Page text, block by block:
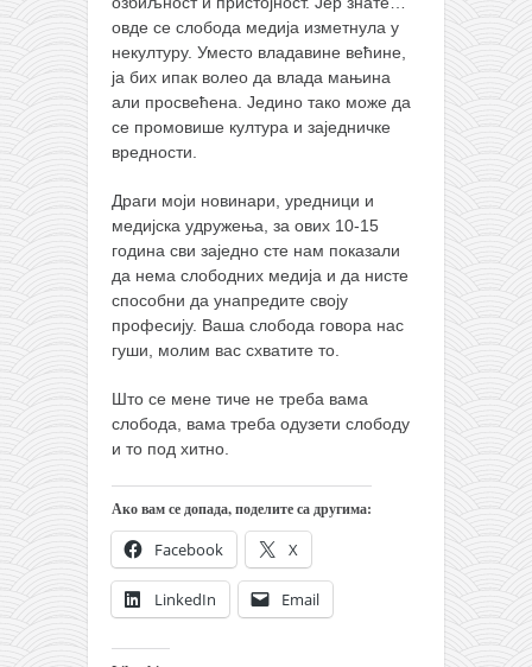
овде се слобода медија изметнула у
некултуру. Уместо владавине већине,
ја бих ипак волео да влада мањина
али просвећена. Једино тако може да
се промовише култура и заједничке
вредности.
Драги моји новинари, уредници и
медијска удружења, за ових 10-15
година сви заједно сте нам показали
да нема слободних медија и да нисте
способни да унапредите своју
професију. Ваша слобода говора нас
гуши, молим вас схватите то.
Што се мене тиче не треба вама
слобода, вама треба одузети слободу
и то под хитно.
Ако вам се допада, поделите са другима:
Facebook X
LinkedIn Email